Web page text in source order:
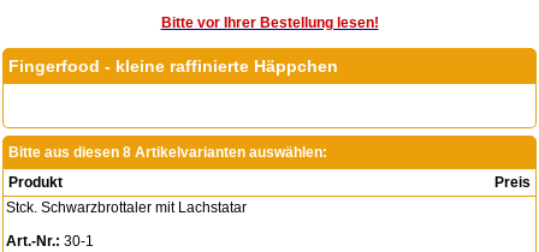
Bitte vor Ihrer Bestellung lesen!
Fingerfood - kleine raffinierte Häppchen
Bitte aus diesen 8 Artikelvarianten auswählen:
Produkt
Preis
Stck. Schwarzbrottaler mit Lachstatar
Art.-Nr.: 30-1